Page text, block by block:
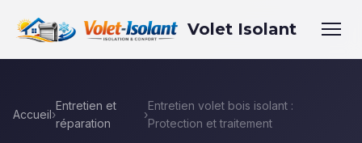
Volet Isolant
Accueil›
Entretien et
réparation
›
Entretien volet bois isolant :
Protection et traitement